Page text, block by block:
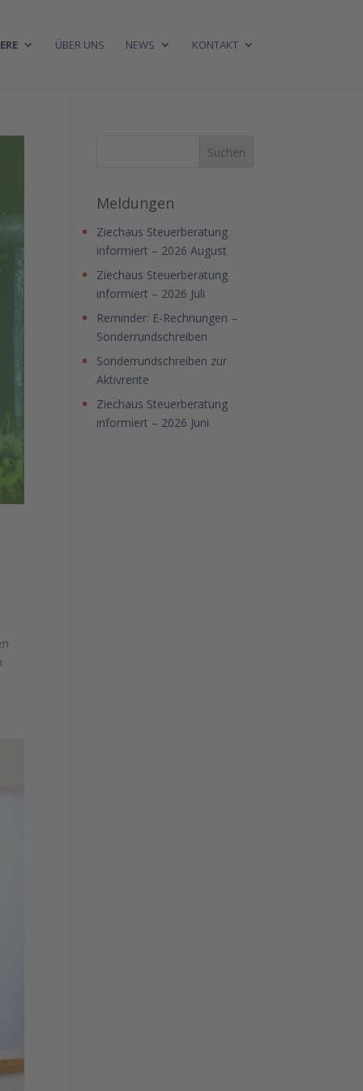
ÜBER UNS NEWS KONTAKT
Meldungen
Ziechaus Steuerberatung
informiert – 2026 August
Ziechaus Steuerberatung
informiert – 2026 Juli
Reminder: E-Rechnungen –
Sonderrundschreiben
Sonderrundschreiben zur
Aktivrente
Ziechaus Steuerberatung
informiert – 2026 Juni